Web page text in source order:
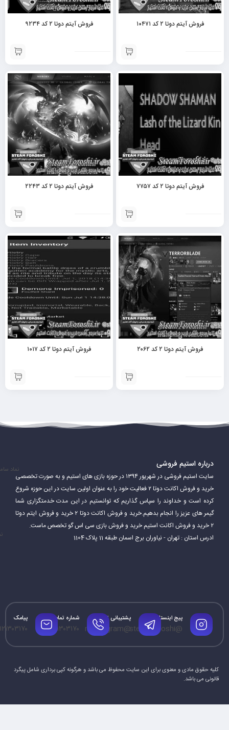
فروش آیتم دوتا ۲ کد ۱۰۴۷۱ فروش آیتم دوتا ۲ کد ۹۲۳۴
فروش آیتم دوتا ۲ کد ۷۷۵۷ فروش آیتم دوتا ۲ کد ۲۲۴۳
فروش آیتم دوتا ۲ کد ۲۰۶۲ فروش آیتم دوتا ۲ کد ۱۰۱۷
درباره استیم فروشی
سایت استیم فروشی در شهریور ۱۳۹۴ در حوزه بازی های استیم و به صورت تخصصی
خرید و فروش اکانت دوتا ۲ فعالیت خود را به عنوان اولین سایت در این حوزه شروع
کرده است و خداوند را سپاس گذاریم که توانستیم در این مدت خدمتگزاری شما
گیمر های عزیز را انجام بدهیم.خرید و فروش اکانت دوتا ۲ خرید و فروش ایتم دوتا
۲ خرید و فروش اکانت استیم خرید و فروش بازی سی اس گو تخصص ماست.
ادرس استان : تهران - نیاوران برج اسمان طبقه 11 پلاک 1104
نماد
پیج اینستاگرام
@steamforoshi
پشتیبانی تلگرام
@mrtelegram
شماره تماس
۰۹۱۲۱۳۰۳۱۷۰
پیامک
کلیه حقوق مادی و معنوی برای این سایت محفوظ می باشد و هرگونه کپی برداری شامل پیگرد
قانونی می باشد.